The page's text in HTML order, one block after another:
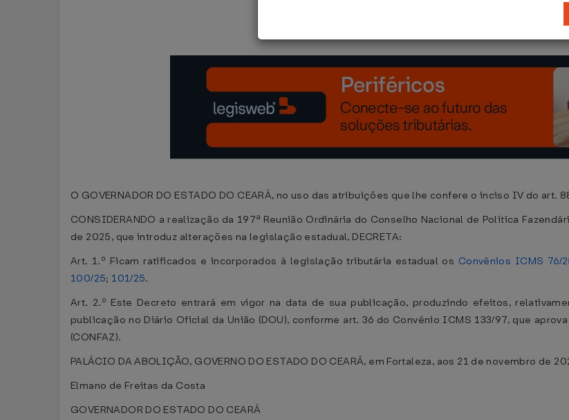
Ratifica e incorpora à legislação tributária estadual os
O GOVERNADOR DO ESTADO DO CEARÁ, no uso das atribuições que lhe confere o inciso IV do art.
CONSIDERANDO a realização da 197ª Reunião Ordinária do Conselho Nacional de Política
de 2025, que introduz alterações na legislação estadual, DECRETA:
Art. 1.º Ficam ratificados e incorporados à legislação tributária estadual os Convênios ICMS 76/
100/25; 101/25.
Art. 2.º Este Decreto entrará em vigor na data de sua publicação, produzindo efeitos,
publicação no Diário Oficial da União (DOU), conforme art. 36 do Convênio ICMS 133/97, que
(CONFAZ).
PALÁCIO DA ABOLIÇÃO, GOVERNO DO ESTADO DO CEARÁ, em Fortaleza, aos 21 de novembro de
Elmano de Freitas da Costa
GOVERNADOR DO ESTADO DO CEARÁ